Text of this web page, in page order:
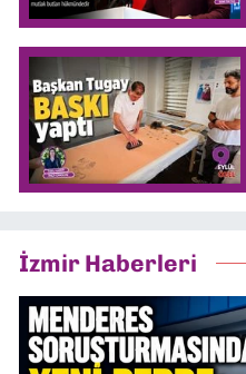
İzmir Haberleri